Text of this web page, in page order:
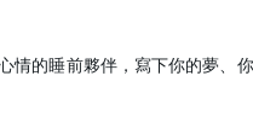
情的睡前夥伴，寫下你的夢、